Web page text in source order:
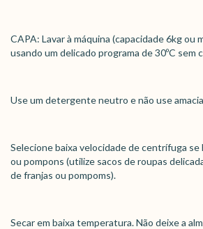
CAPA: Lavar à máquina (capacidade 6kg ou
usando um delicado programa de 30ºC sem
Use um detergente neutro e não use
Selecione baixa velocidade de centrífuga
ou pompons (utilize sacos de roupas
de franjas ou pompoms).
Secar em baixa temperatura. Não deixe a